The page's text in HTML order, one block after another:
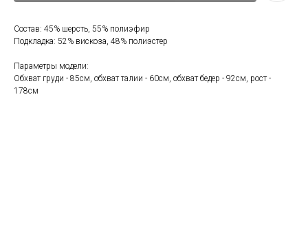
Состав: 45% шерсть, 55% полиэфир
Подкладка: 52% вискоза, 48% полиэстер
Параметры модели:
Обхват груди - 85см, обхват талии - 60см, обхват бедер - 92см, рост -
178см